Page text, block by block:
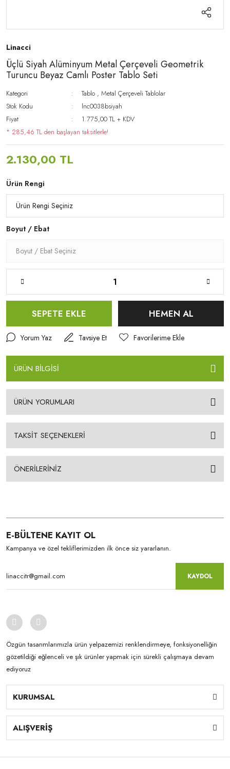
Linacci
Üçlü Siyah Alüminyum Metal Çerçeveli Geometrik
Turuncu Beyaz Camlı Poster Tablo Seti
Kategori Tablo ,Metal Çerçeveli Tablolar
Stok Kodu
lnc0038bsiyah
Fiyat
1.775,00 TL + KDV
* 285,46 TL den başlayan taksitlerle!
2.130,00 TL
Ürün Rengi
Boyut / Ebat
SEPETE EKLE HEMEN AL
Yorum Yaz Tavsiye Et
ÜRÜN BİLGİSİ
ÜRÜN YORUMLARI
TAKSİT SEÇENEKLERİ
ÖNERİLERİNİZ
E-BÜLTENE KAYIT OL
Kampanya ve özel tekliflerimizden ilk önce siz yararlanın.
KAYDOL
Özgün tasarımlarımızla ürün yelpazemizi renklendirmeye, fonksiyonelliğin
gözetildiği eğlenceli ve şık ürünler yapmak için sürekli çalışmaya devam
ediyoruz
KURUMSAL
ALIŞVERİŞ